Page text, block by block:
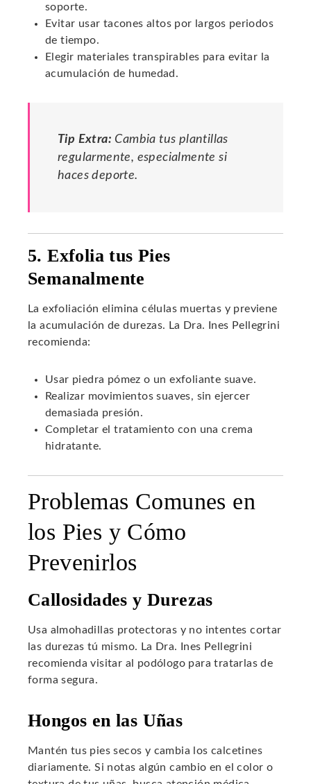
soporte.
Evitar usar tacones altos por largos periodos
de tiempo.
Elegir materiales transpirables para evitar la
acumulación de humedad.
Tip Extra: Cambia tus plantillas
regularmente, especialmente si
haces deporte.
5. Exfolia tus Pies
Semanalmente
La exfoliación elimina células muertas y previene
la acumulación de durezas. La Dra. Ines Pellegrini
recomienda:
Usar piedra pómez o un exfoliante suave.
Realizar movimientos suaves, sin ejercer
demasiada presión.
Completar el tratamiento con una crema
hidratante.
Problemas Comunes en
los Pies y Cómo
Prevenirlos
Callosidades y Durezas
Usa almohadillas protectoras y no intentes cortar
las durezas tú mismo. La Dra. Ines Pellegrini
recomienda visitar al podólogo para tratarlas de
forma segura.
Hongos en las Uñas
Mantén tus pies secos y cambia los calcetines
diariamente. Si notas algún cambio en el color o